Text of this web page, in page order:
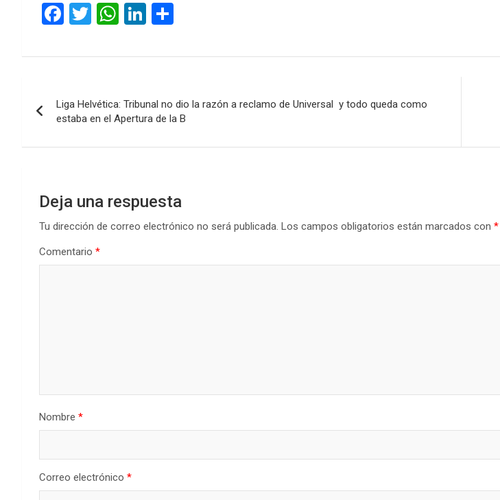
F
ce
o
o
k
T
tt
W
at
A
p
p
Li
ke
n
m
ar
tir
de
entradas
Liga Helvética: Tribunal no dio la razón a reclamo de Universal y todo queda como
estaba en el Apertura de la B
Deja una respuesta
Tu dirección de correo electrónico no será publicada. Los campos obligatorios están marcados con *
Comentario *
Nombre *
Correo electrónico *